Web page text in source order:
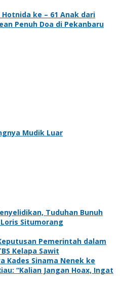
ke – 61 Anak dari
Penuh Doa di Pekanbaru
Mudik Luar
Tuduhan Bunuh
Situmorang
Pemerintah dalam
Kelapa Sawit
Kades Sinama Nenek ke
“Kalian Jangan Hoax, Ingat